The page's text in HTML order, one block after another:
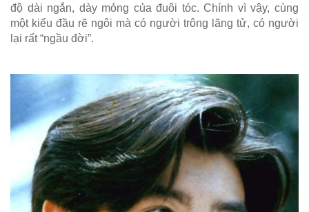
độ dài ngắn, dày mỏng của đuôi tóc. Chính vì vậy, cùng
một kiểu đầu rẽ ngôi mà có người trông lãng tử, có người
lại rất “ngầu đời”.